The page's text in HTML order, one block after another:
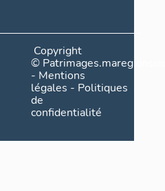
Copyright
©
- Mentions
légales - Politiques
de
confidentialité